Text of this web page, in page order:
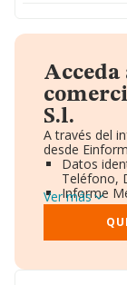
S.l.
A través del
desde
Datos
Teléfono,
Informe
Gráficos
Consejo
Directivos
Ver más